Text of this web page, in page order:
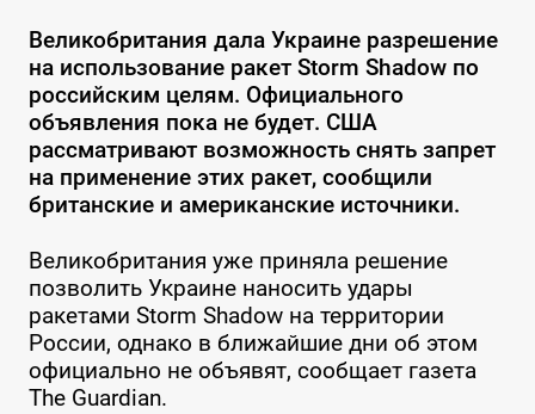
Великобритания дала Украине разрешение
на использование ракет Storm Shadow по
российским целям. Официального
объявления пока не будет. США
рассматривают возможность снять запрет
на применение этих ракет, сообщили
британские и американские источники.
Великобритания уже приняла решение
позволить Украине наносить удары
ракетами Storm Shadow на территории
России, однако в ближайшие дни об этом
официально не объявят, сообщает газета
The Guardian.